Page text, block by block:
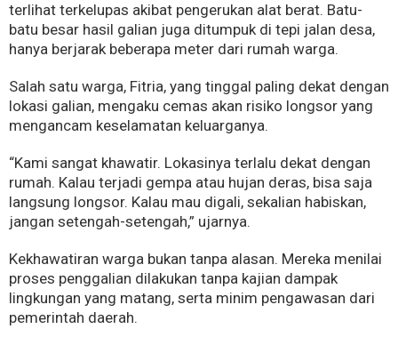
terlihat terkelupas akibat pengerukan alat berat. Batu-
batu besar hasil galian juga ditumpuk di tepi jalan desa,
hanya berjarak beberapa meter dari rumah warga.
Salah satu warga, Fitria, yang tinggal paling dekat dengan
lokasi galian, mengaku cemas akan risiko longsor yang
mengancam keselamatan keluarganya.
“Kami sangat khawatir. Lokasinya terlalu dekat dengan
rumah. Kalau terjadi gempa atau hujan deras, bisa saja
langsung longsor. Kalau mau digali, sekalian habiskan,
jangan setengah-setengah,” ujarnya.
Kekhawatiran warga bukan tanpa alasan. Mereka menilai
proses penggalian dilakukan tanpa kajian dampak
lingkungan yang matang, serta minim pengawasan dari
pemerintah daerah.